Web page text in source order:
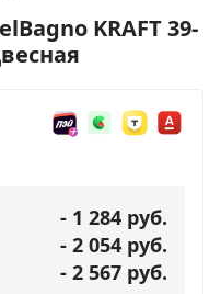
KRAFT 39-
- 1 284 руб.
- 2 054 руб.
- 2 567 руб.